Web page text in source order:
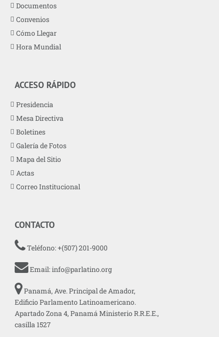
Documentos
Convenios
Cómo Llegar
Hora Mundial
ACCESO RÁPIDO
Presidencia
Mesa Directiva
Boletines
Galería de Fotos
Mapa del Sitio
Actas
Correo Institucional
CONTACTO
Teléfono: +(507) 201-9000
Email:info@parlatino.org
Panamá, Ave. Principal de Amador,
Edificio Parlamento Latinoamericano.
Apartado Zona 4, Panamá Ministerio R.R.E.E.,
casilla 1527